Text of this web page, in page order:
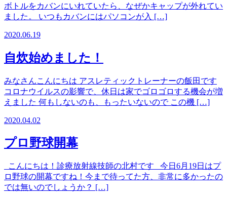
ボトルをカバンにいれていたら、なぜかキャップが外れてい
ました。 いつもカバンにはパソコンが入 […]
2020.06.19
自炊始めました！
みなさんこんにちは アスレティックトレーナーの飯田です
コロナウイルスの影響で、休日は家でゴロゴロする機会が増
えました 何もしないのも、もったいないので この機 […]
2020.04.02
プロ野球開幕
こんにちは！診療放射線技師の北村です 今日6月19日はプ
ロ野球の開幕ですね！今まで待ってた方、非常に多かったの
では無いのでしょうか？ […]